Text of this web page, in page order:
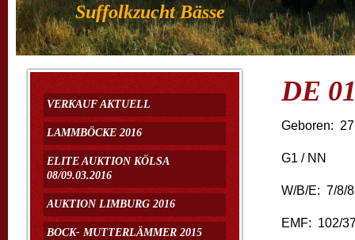
Suffolkzucht Bässe
VERKAUF AKTUELL
LAMMBÖCKE 2016
ELITE AUKTION KÖLSA
08/09.03.2016
AUKTION LIMBURG 2016
BOCK- MUTTERLÄMMER 2015
DE
Geboren:
G1 / NN
W/B/E:
EMF: 102/